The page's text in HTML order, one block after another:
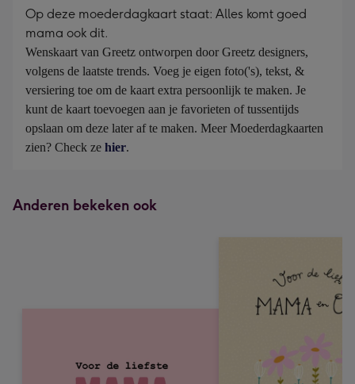
Op deze moederdagkaart staat: Alles komt goed
mama ook dit.
Wenskaart van Greetz ontworpen door Greetz designers,
volgens de laatste trends. Voeg je eigen foto('s), tekst, &
versiering toe om de kaart extra persoonlijk te maken. Je
kunt de kaart toevoegen aan je favorieten of tussentijds
opslaan om deze later af te maken. Meer Moederdagkaarten
zien? Check ze hier.
Anderen bekeken ook